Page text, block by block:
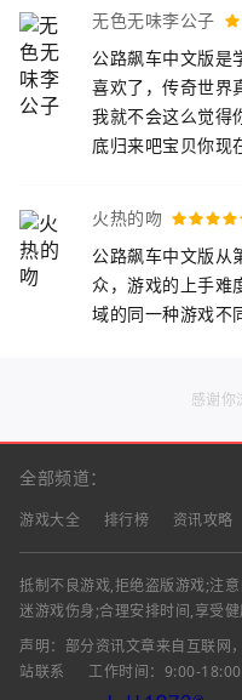
无色无味李公子
公路飙车中文版是
喜欢了，传奇世界
我就不会这么觉得
底归来吧宝贝你现
火热的吻
公路飙车中文版从
众，游戏的上手难
域的同一种游戏不
感谢你
全部频道：
游戏大全 排行榜 资讯攻略
抵制不良游戏,拒绝盗版游戏;注
迷游戏伤身;合理安排时间,享受
声明：部分资讯文章来自互联网
站联系
工作时间：9:00-18:00